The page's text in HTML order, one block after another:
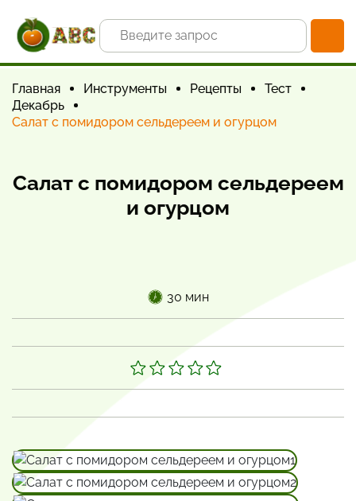
Главная Инструменты Рецепты
Тест
Декабрь
Салат с помидором сельдереем и огурцом
Салат с помидором сельдереем
и огурцом
30 мин